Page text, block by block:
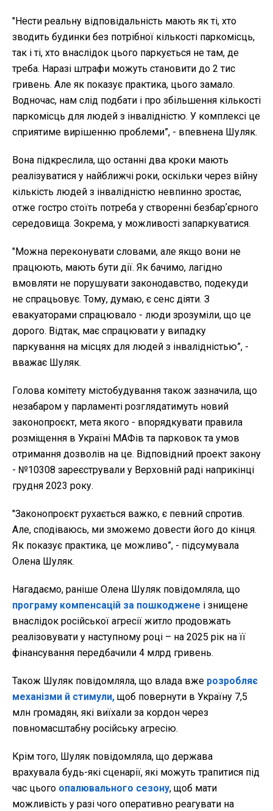
"Нести реальну відповідальність мають як ті, хто
зводить будинки без потрібної кількості паркомісць,
так і ті, хто внаслідок цього паркується не там, де
треба. Наразі штрафи можуть становити до 2 тис
гривень. Але як показує практика, цього замало.
Водночас, нам слід подбати і про збільшення кількості
паркомісць для людей з інвалідністю. У комплексі це
сприятиме вирішенню проблеми”, - впевнена Шуляк.
Вона підкреслила, що останні два кроки мають
реалізуватися у найближчі роки, оскільки через війну
кількість людей з інвалідністю невпинно зростає,
отже гостро стоїть потреба у створенні безбарʼєрного
середовища. Зокрема, у можливості запаркуватися.
"Можна переконувати словами, але якщо вони не
працюють, мають бути дії. Як бачимо, лагідно
вмовляти не порушувати законодавство, подекуди
не спрацьовує. Тому, думаю, є сенс діяти. З
евакуаторами спрацювало - люди зрозуміли, що це
дорого. Відтак, має спрацювати у випадку
паркування на місцях для людей з інвалідністью”, -
вважає Шуляк.
Голова комітету містобудування також зазначила, що
незабаром у парламенті розглядатимуть новий
законопроєкт, мета якого - впорядкувати правила
розміщення в Україні МАФів та парковок та умов
отримання дозволів на це. Відповідний проект закону
- №10308 зареєстрували у Верховній раді наприкінці
грудня 2023 року.
"Законопроєкт рухається важко, є певний спротив.
Але, сподіваюсь, ми зможемо довести його до кінця.
Як показує практика, це можливо”, - підсумувала
Олена Шуляк.
Нагадаємо, раніше Олена Шуляк повідомляла, що
програму компенсацій за пошкоджене і знищене
внаслідок російської агресії житло продовжать
реалізовувати у наступному році – на 2025 рік на її
фінансування передбачили 4 млрд гривень.
Також Шуляк повідомляла, що влада вже розробляє
механізми й стимули, щоб повернути в Україну 7,5
млн громадян, які виїхали за кордон через
повномасштабну російську агресію.
Крім того, Шуляк повідомляла, що держава
врахувала будь-які сценарії, які можуть трапитися під
час цього опалювального сезону, щоб мати
можливість у разі чого оперативно реагувати на